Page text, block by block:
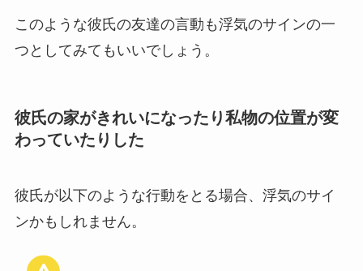
このような彼氏の友達の言動も浮気のサインの一
つとしてみてもいいでしょう。
彼氏の家がきれいになったり私物の位置が変
わっていたりした
彼氏が以下のような行動をとる場合、浮気のサイ
ンかもしれません。